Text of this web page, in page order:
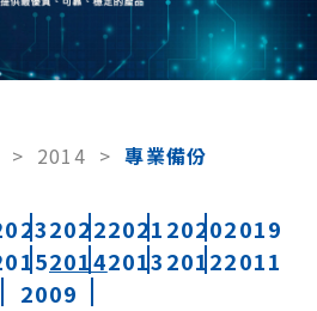
> 2014 > 專業備份
2022202120202019
2014201320122011
2009